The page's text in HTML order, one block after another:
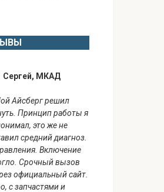
Сергей, МКАД
Айсберг решил
Принцип работы я
это же не
средний диагноз.
Включение
Срочный вызов
официальный сайт.
с запчастями и